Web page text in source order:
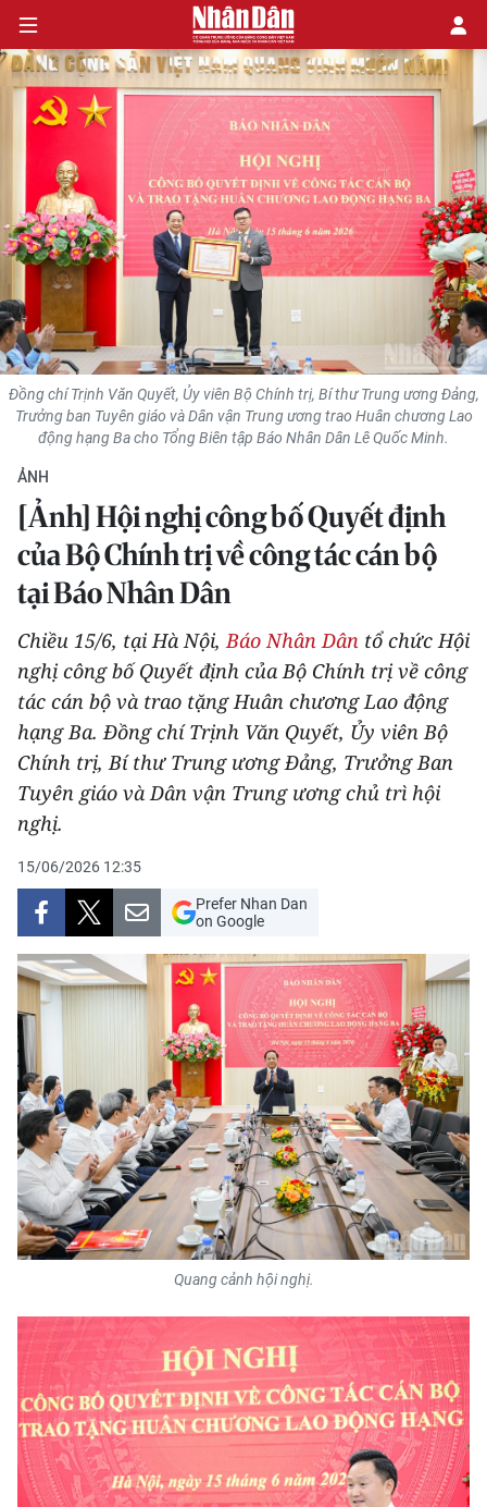
KINH TẾ
VĂN HÓA
XÃ HỘI
PHÁP LUẬT
DU LỊCH
THẾ GIỚI
THỂ THAO
GIÁO DỤC
KHOA HỌC - CÔNG NGHỆ
MÔI TRƯỜNG
BẠN ĐỌC
KIỂM CHỨNG THÔNG TIN
TRI THỨC CHUYÊN SÂU
54 DÂN TỘC VIỆT NAM
CHƯƠNG TRÌNH OCOP - MỖI XÃ
MỘT SẢN PHẨM
RADIO
MEDIA CENTER
E-Magazine
Video
Media Kinh tế
Media Văn hóa
Media Xã hội
Media Pháp luật
Đồng chí Trịnh Văn Quyết, Ủy viên Bộ Chính trị, Bí thư Trung ương Đảng,
Trưởng ban Tuyên giáo và Dân vận Trung ương trao Huân chương Lao
động hạng Ba cho Tổng Biên tập Báo Nhân Dân Lê Quốc Minh.
ẢNH
[Ảnh] Hội nghị công bố Quyết định
của Bộ Chính trị về công tác cán bộ
tại Báo Nhân Dân
Chiều 15/6, tại Hà Nội,Báo Nhân Dân tổ chức Hội
nghị công bố Quyết định của Bộ Chính trị về công
tác cán bộ và trao tặng Huân chương Lao động
hạng Ba. Đồng chí Trịnh Văn Quyết, Ủy viên Bộ
Chính trị, Bí thư Trung ương Đảng, Trưởng Ban
Tuyên giáo và Dân vận Trung ương chủ trì hội
nghị.
15/06/2026 12:35
Prefer Nhan Dan
on Google
Quang cảnh hội nghị.